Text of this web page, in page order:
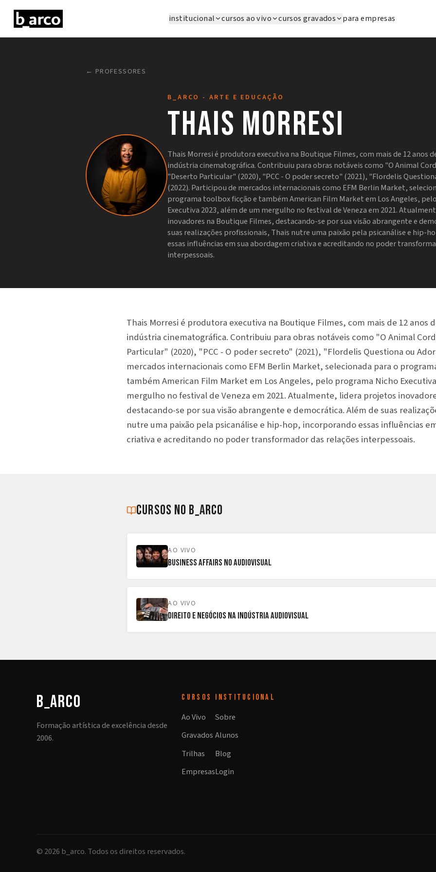
institucional cursos ao vivo cursos gravados para empresas
← PROFESSORES
B_ARCO - ARTE E EDUCAÇÃO
Thais Morresi
Thais Morresi é produtora executiva na Boutique Filmes, com mais de 12 anos
indústria cinematográfica. Contribuiu para obras notáveis como "O Animal
"Deserto Particular" (2020), "PCC - O poder secreto" (2021), "Flordelis
(2022). Participou de mercados internacionais como EFM Berlin Market,
programa toolbox ficção e também American Film Market em Los Angeles,
Executiva 2023, além de um mergulho no festival de Veneza em 2021.
inovadores na Boutique Filmes, destacando-se por sua visão abrangente e
suas realizações profissionais, Thais nutre uma paixão pela psicanálise e hip-
essas influências em sua abordagem criativa e acreditando no poder
interpessoais.
Thais Morresi é produtora executiva na Boutique Filmes, com mais de 12 anos
indústria cinematográfica. Contribuiu para obras notáveis como "O Animal
Particular" (2020), "PCC - O poder secreto" (2021), "Flordelis Questiona ou
mercados internacionais como EFM Berlin Market, selecionada para o
também American Film Market em Los Angeles, pelo programa Nicho
mergulho no festival de Veneza em 2021. Atualmente, lidera projetos
destacando-se por sua visão abrangente e democrática. Além de suas
nutre uma paixão pela psicanálise e hip-hop, incorporando essas influências
criativa e acreditando no poder transformador das relações interpessoais.
cursos no b_arco
AO VIVO
Business Affairs no Audiovisual
AO VIVO
Direito e Negócios na Indústria Audiovisual
b_arco
Formação artística de excelência desde
2006.
CURSOS
Ao Vivo
Gravados
Trilhas
Empresas
INSTITUCIONAL
Sobre
Alunos
Blog
Login
© 2026 b_arco. Todos os direitos reservados.